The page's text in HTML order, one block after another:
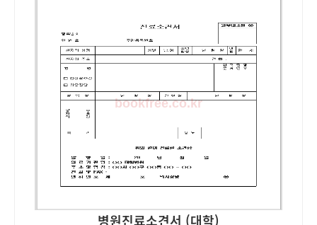
병원진료소견서 (대학)